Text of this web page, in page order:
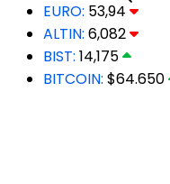
EURO: 53,94
ALTIN: 6,082
BIST: 14,175
BITCOIN: $64.650